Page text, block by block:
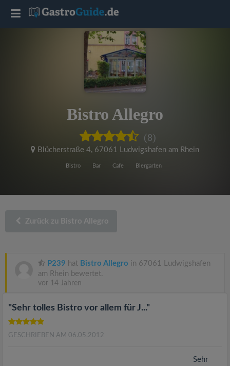
Bistro Allegro
(8)
Blücherstraße 4, 67061 Ludwigshafen am Rhein
Bistro Bar Cafe Biergarten
Zurück zu Bistro Allegro
P239 hat Bistro Allegro in 67061 Ludwigshafen
am Rhein bewertet.
vor 14 Jahren
"Sehr tolles Bistro vor allem für J..."
GESCHRIEBEN AM 06.05.2012
Sehr
T
a
t